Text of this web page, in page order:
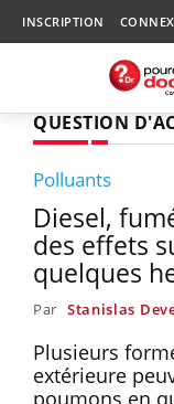
INSCRIPTION
QUESTION
Polluants
Diesel,
des effets
quelques
Par Stanislas
Plusieurs
extérieure
poumons en